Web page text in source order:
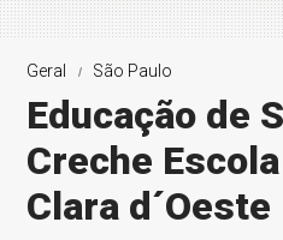
Geral São Paulo
Educação de
Creche
Clara d´Oeste